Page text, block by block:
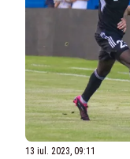
13 iul. 2023, 09:11